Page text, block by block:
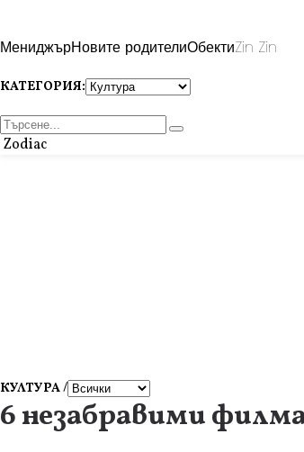
МениджърНовите родителиОбектиZin Zin
КАТЕГОРИЯ:
Zodiac
КУЛТУРА /
6 незабравими